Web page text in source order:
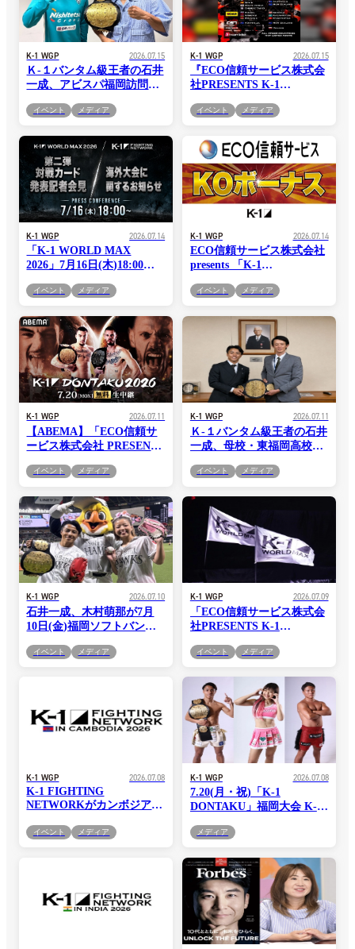
K-1 WGP 2026.07.15
Ｋ-１バンタム級王者の石井
一成、アビスパ福岡訪問！
り上げましょう」アピール
DONTAKU」福岡大会PR
イベント メディア
K-1 WGP 2026.07.15
『ECO信頼サービス株式会
社PRESENTS K-1
の海外配信プラットフォー
Live・UdarTV・CSN・
FightKlub・StreamTicketで
全世界へライブ配信！！
イベント メディア
K-1 WGP 2026.07.14
「K-1 WORLD MAX
2026」7月16日(木)18:00～
大会に関する記者会見開
イベント メディア
K-1 WGP 2026.07.14
ECO信頼サービス株式会社
presents 「K-1
祝)マリンメッセ福岡大会
社』のKOボーナス&スペシ
ャルラウンドガールが決
イベント メディア
K-1 WGP 2026.07.11
【ABEMA】「ECO信頼サ
ービス株式会社 PRESENTS
7.20(月・祝)マリンメッセ
生中継が決定！4大タイト
ルマッチ＆MAX世界最終予
選を開催！
イベント メディア
K-1 WGP 2026.07.11
Ｋ-１バンタム級王者の石井
一成、母校・東福岡高校を
で王座防衛誓う
イベント メディア
K-1 WGP 2026.07.10
石井一成、木村萌那が7月
10日(金)福岡ソフトバンク
チに登場！剛速球＆片足ケ
イベント メディア
K-1 WGP 2026.07.09
「ECO信頼サービス株式会
社PRESENTS K-1
祝) マリンメッセ福岡B館
らせ
イベント メディア
K-1 WGP 2026.07.08
K-1 FIGHTING
NETWORKがカンボジアで
1 FIGHTING NETWORK
イベント メディア
K-1 WGP 2026.07.08
7.20(月・祝)「K-1
DONTAKU」福岡大会 K-
7月10日(金)福岡ソフトバン
ッチに登場！
メディア